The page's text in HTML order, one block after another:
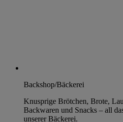
Backshop/Bäckerei
Knusprige Brötchen, Brote,
Backwaren und Snacks – all
unserer Bäckerei.